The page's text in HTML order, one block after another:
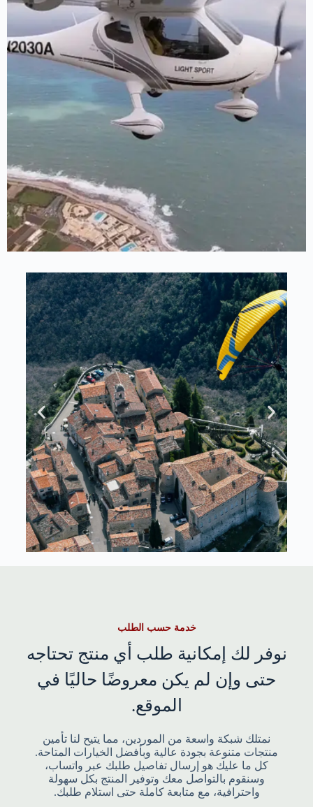
تسوق الأن
منتجات الطائرات
تسوق الأن
خدمة حسب الطلب
نوفر لك إمكانية طلب أي منتج تحتاجه
حتى وإن لم يكن معروضًا حاليًا في
الموقع.
نمتلك شبكة واسعة من الموردين، مما يتيح لنا تأمين
منتجات متنوعة بجودة عالية وبأفضل الخيارات المتاحة.
كل ما عليك هو إرسال تفاصيل طلبك عبر واتساب،
وسنقوم بالتواصل معك وتوفير المنتج بكل سهولة
واحترافية، مع متابعة كاملة حتى استلام طلبك.